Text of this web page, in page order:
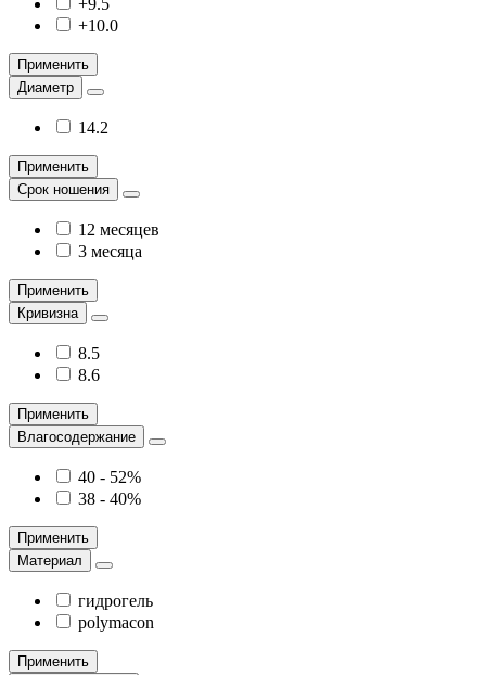
+9.5
+10.0
Применить
Диаметр
14.2
Применить
Срок ношения
12 месяцев
3 месяца
Применить
Кривизна
8.5
8.6
Применить
Влагосодержание
40 - 52%
38 - 40%
Применить
Материал
гидрогель
polymacon
Применить